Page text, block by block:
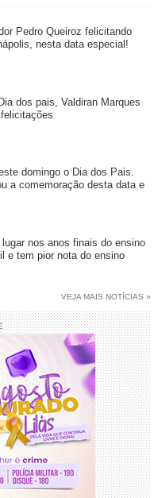
Pedro Queiroz felicitando
nesta data especial!
dos pais, Valdiran Marques
domingo o Dia dos Pais.
a comemoração desta data e
nos anos finais do ensino
e tem pior nota do ensino
VEJA MAIS NOTÍCIAS »